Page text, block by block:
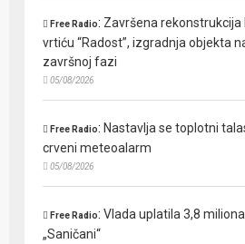
Free Radio: Završena rekonstrukcija
vrtiću “Radost”, izgradnja objekta
završnoj fazi
05/08/2026
Free Radio: Nastavlja se toplotni
crveni meteoalarm
05/08/2026
Free Radio:Vlada uplatila 3,8
„Saničani“